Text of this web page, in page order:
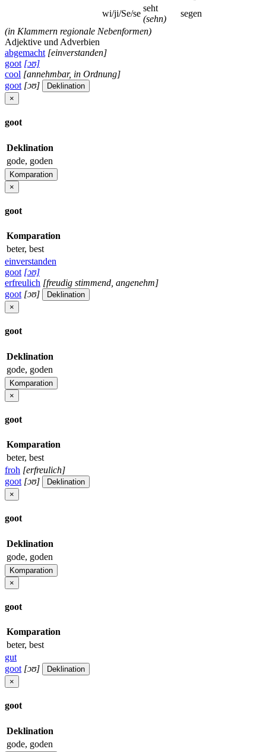
wi/ji/Se/se
seht
(sehn)
segen
(in Klammern regionale Nebenformen)
Adjektive und Adverbien
abgemacht [einverstanden]
goot [ɔʊ]
cool [annehmbar, in Ordnung]
goot [ɔʊ]
Deklination
×
goot
Deklination
gode, goden
Komparation
×
goot
Komparation
beter, best
einverstanden
goot [ɔʊ]
erfreulich [freudig stimmend, angenehm]
goot [ɔʊ]
Deklination
×
goot
Deklination
gode, goden
Komparation
×
goot
Komparation
beter, best
froh [erfreulich]
goot [ɔʊ]
Deklination
×
goot
Deklination
gode, goden
Komparation
×
goot
Komparation
beter, best
gut
goot [ɔʊ]
Deklination
×
goot
Deklination
gode, goden